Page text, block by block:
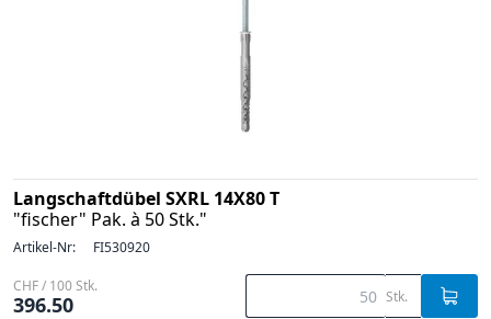
Langschaftdübel SXRL 14X80 T
"fischer" Pak. à 50 Stk."
Artikel-Nr: FI530920
CHF / 100 Stk.
396.50 Stk.